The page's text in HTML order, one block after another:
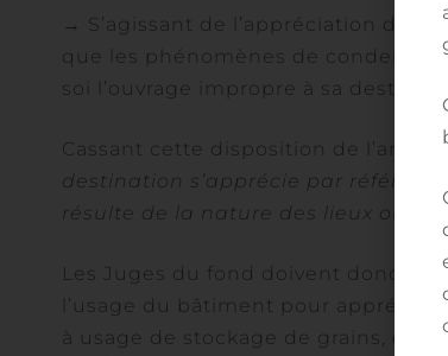
→ S’agissant de l’appréciation de
que les phénomènes de
soi l’ouvrage impropre à sa
Cassant cette disposition de l’arrêt,
destination s’apprécie par
résulte de la nature des lieux ou de
Les Juges du fond doivent donc
l’usage du bâtiment pour
à usage de stockage de grains, des